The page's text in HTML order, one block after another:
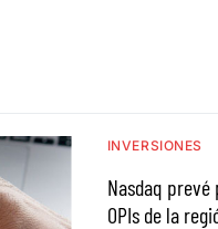
INVERSIONES
Nasdaq
OPIs de la